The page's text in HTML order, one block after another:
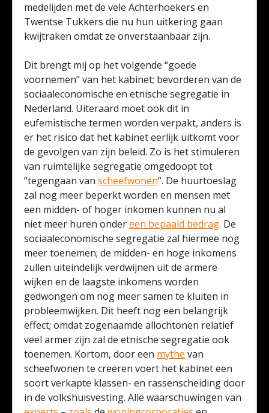
medelijden met de vele Achterhoekers en
Twentse Tukkers die nu hun uitkering gaan
kwijtraken omdat ze onverstaanbaar zijn.
Dit brengt mij op het volgende “goede
voornemen” van het kabinet; bevorderen van de
sociaaleconomische en etnische segregatie in
Nederland. Uiteraard moet ook dit in
eufemistische termen worden verpakt, anders is
er het risico dat het kabinet eerlijk uitkomt voor
de gevolgen van zijn beleid. Zo is het stimuleren
van ruimtelijke segregatie omgedoopt tot
“tegengaan van scheefwonen“. De huurtoeslag
zal nog meer beperkt worden en mensen met
een midden- of hoger inkomen kunnen nu al
niet meer huren ondereen bepaald bedrag. De
sociaaleconomische segregatie zal hiermee nog
meer toenemen; de midden- en hoge inkomens
zullen uiteindelijk verdwijnen uit de armere
wijken en de laagste inkomens worden
gedwongen om nog meer samen te kluiten in
probleemwijken. Dit heeft nog een belangrijk
effect; omdat zogenaamde allochtonen relatief
veel armer zijn zal de etnische segregatie ook
toenemen. Kortom, door een mythe van
scheefwonen te creëren voert het kabinet een
soort verkapte klassen- en rassenscheiding door
in de volkshuisvesting. Alle waarschuwingen van